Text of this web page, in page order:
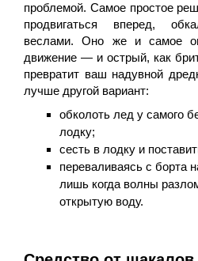
проблемой. Самое простое
продвигаться вперед,
веслами. Оно же и самое
движение — и острый, как
превратит ваш надувной
лучше другой вариант:
­обколоть лед у самого
лодку;
сесть в лодку и
переваливаясь с борта
лишь когда волны
открытую воду.